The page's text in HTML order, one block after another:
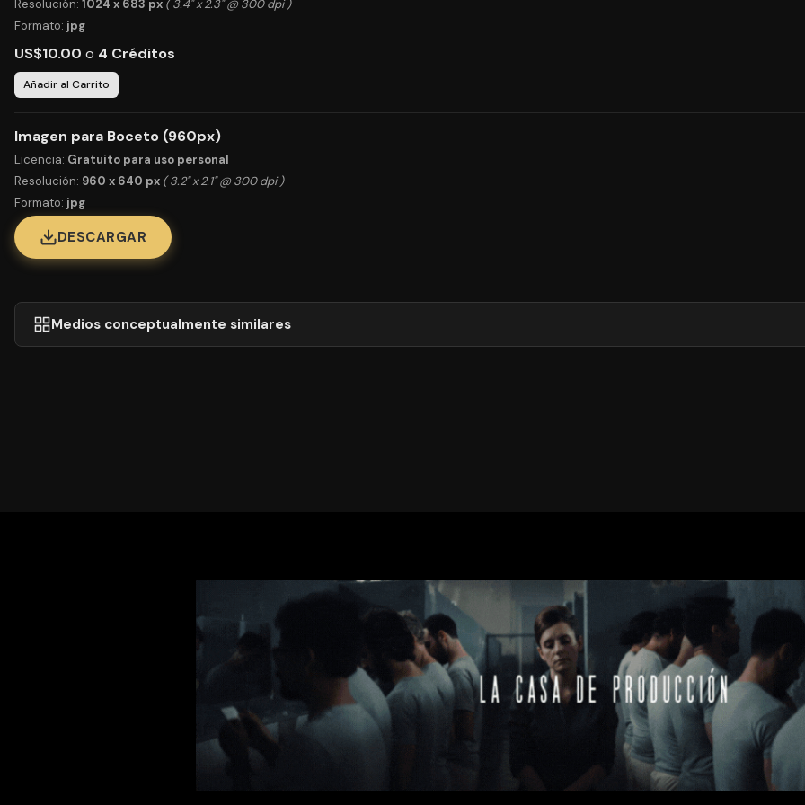
Resolución: 1024 x 683 px ( 3.4" x 2.3" @ 300 dpi )
Formato: jpg
US$10.00 o 4 Créditos
Añadir al Carrito
Imagen para Boceto (960px)
Licencia: Gratuito para uso personal
Resolución: 960 x 640 px ( 3.2" x 2.1" @ 300 dpi )
Formato: jpg
DESCARGAR
Medios conceptualmente similares